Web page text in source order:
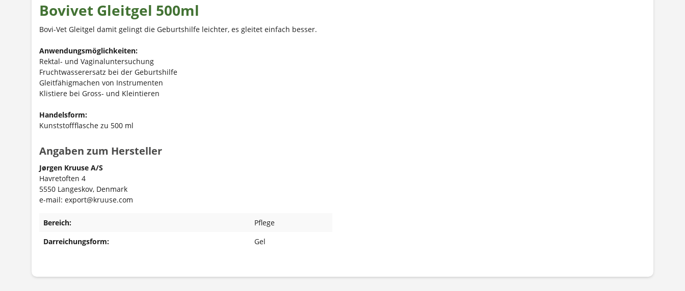
Bovivet Gleitgel 500ml
Bovi-Vet Gleitgel damit gelingt die Geburtshilfe leichter, es gleitet einfach besser.
Anwendungsmöglichkeiten:
Rektal- und Vaginaluntersuchung
Fruchtwasserersatz bei der Geburtshilfe
Gleitfähigmachen von Instrumenten
Klistiere bei Gross- und Kleintieren
Handelsform:
Kunststoffflasche zu 500 ml
Angaben zum Hersteller
Jørgen Kruuse A/S
Havretoften 4
5550 Langeskov, Denmark
e-mail: export@kruuse.com
Bereich:
Pflege
Darreichungsform:
Gel